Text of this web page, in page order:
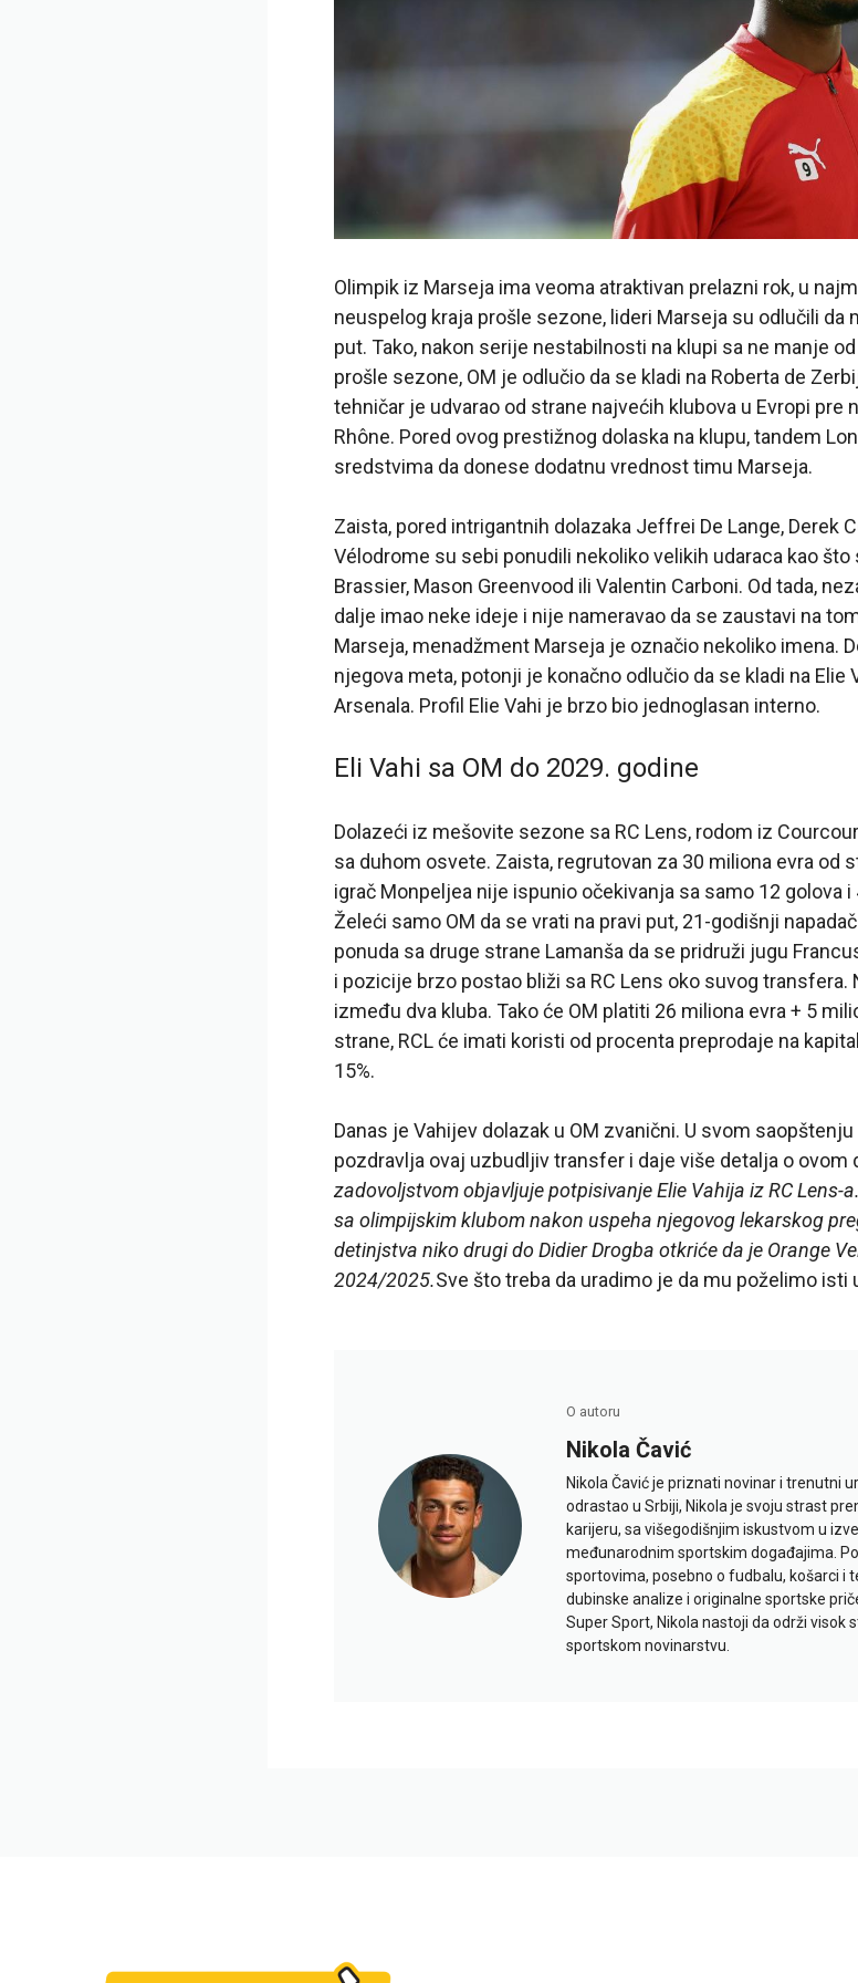
Olimpik iz Marseja ima veoma atraktivan prelazni rok, u
neuspelog kraja prošle sezone, lideri Marseja su odlučili da
put. Tako, nakon serije nestabilnosti na klupi sa ne manje
prošle sezone, OM je odlučio da se kladi na Roberta de
tehničar je udvarao od strane najvećih klubova u Evropi pre
Rhône. Pored ovog prestižnog dolaska na klupu, tandem
sredstvima da donese dodatnu vrednost timu Marseja.
Zaista, pored intrigantnih dolazaka Jeffrei De Lange, Derek
Vélodrome su sebi ponudili nekoliko velikih udaraca kao što
Brassier, Mason Greenvood ili Valentin Carboni. Od tada,
dalje imao neke ideje i nije nameravao da se zaustavi na
Marseja, menadžment Marseja je označio nekoliko imena.
njegova meta, potonji je konačno odlučio da se kladi na Elie
Arsenala. Profil Elie Vahi je brzo bio jednoglasan interno.
Eli Vahi sa OM do 2029. godine
Dolazeći iz mešovite sezone sa RC Lens, rodom iz
sa duhom osvete. Zaista, regrutovan za 30 miliona evra od
igrač Monpeljea nije ispunio očekivanja sa samo 12 golova
Želeći samo OM da se vrati na pravi put, 21-godišnji
ponuda sa druge strane Lamanša da se pridruži jugu
i pozicije brzo postao bliži sa RC Lens oko suvog
između dva kluba. Tako će OM platiti 26 miliona evra + 5
strane, RCL će imati koristi od procenta preprodaje na
15%.
Danas je Vahijev dolazak u OM zvanični. U svom
pozdravlja ovaj uzbudljiv transfer i daje više detalja o ovom
zadovoljstvom objavljuje potpisivanje Elie Vahija iz RC
sa olimpijskim klubom nakon uspeha njegovog lekarskog
detinjstva niko drugi do Didier Drogba otkriće da je Orange
2024/2025.Sve što treba da uradimo je da mu poželimo isti
O autoru
Nikola Čavić
Nikola Čavić je priznati novinar i trenutni
odrastao u Srbiji, Nikola je svoju strast
karijeru, sa višegodišnjim iskustvom u
međunarodnim sportskim događajima.
sportovima, posebno o fudbalu, košarci i
dubinske analize i originalne sportske
Super Sport, Nikola nastoji da održi
sportskom novinarstvu.